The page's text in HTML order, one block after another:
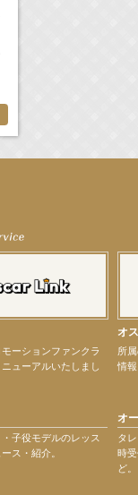
決定♪
ント決定！
トークショー＆宝塚文化
ツリー赤池「ふれあい昆
に登場！
パワープレイO.A.決定
球式
event vol.14」に出
グレイテスト・ショー」
キ‐」オープニングイベント
オ「石丸謙二郎の山カフ
ーションファンクラ
ューアルいたしまし
オ
所
情報
子役モデルのレッス
ス・紹介。
オ
タ
時
ど。